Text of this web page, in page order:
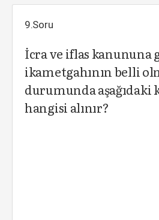
9.Soru
İcra ve iflas kanununa
ikametgahının belli
durumunda aşağıdaki
hangisi alınır?